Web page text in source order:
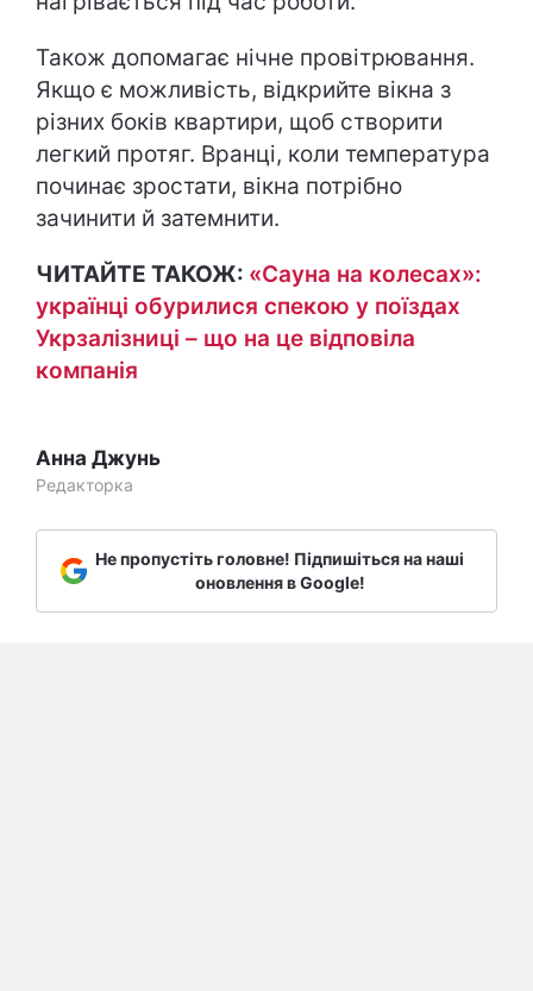
Також допомагає нічне провітрювання.
Якщо є можливість, відкрийте вікна з
різних боків квартири, щоб створити
легкий протяг. Вранці, коли температура
починає зростати, вікна потрібно
зачинити й затемнити.
ЧИТАЙТЕ ТАКОЖ: «Сауна на колесах»:
українці обурилися спекою у поїздах
Укрзалізниці – що на це відповіла
компанія
Анна Джунь
Редакторка
Не пропустіть головне! Підпишіться на наші
оновлення в Google!